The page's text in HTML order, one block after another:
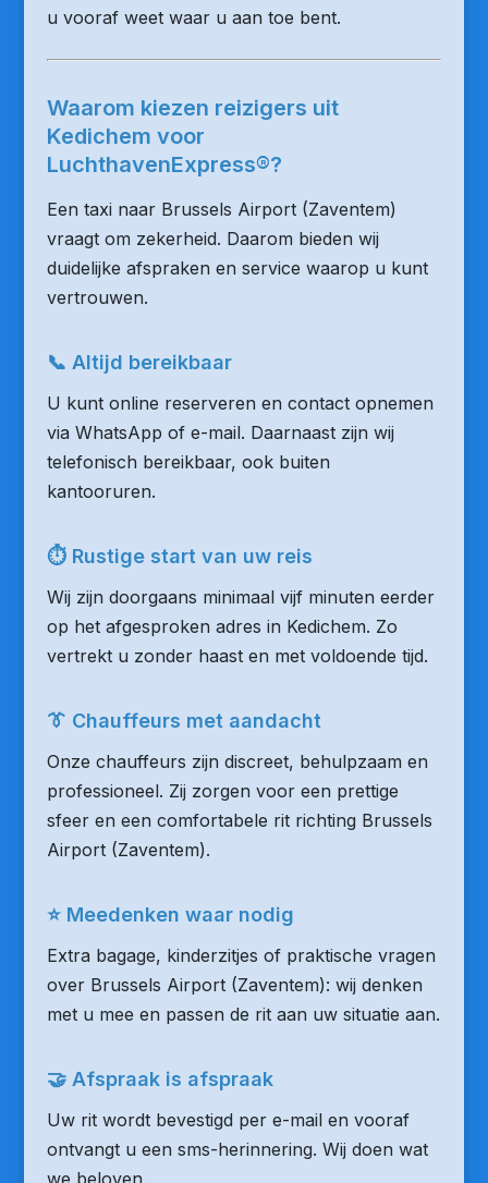
u vooraf weet waar u aan toe bent.
Waarom kiezen reizigers uit
Kedichem voor
LuchthavenExpress®?
Een taxi naar Brussels Airport (Zaventem)
vraagt om zekerheid. Daarom bieden wij
duidelijke afspraken en service waarop u kunt
vertrouwen.
📞 Altijd bereikbaar
U kunt online reserveren en contact opnemen
via WhatsApp of e-mail. Daarnaast zijn wij
telefonisch bereikbaar, ook buiten
kantooruren.
⏱ Rustige start van uw reis
Wij zijn doorgaans minimaal vijf minuten eerder
op het afgesproken adres in Kedichem. Zo
vertrekt u zonder haast en met voldoende tijd.
👔 Chauffeurs met aandacht
Onze chauffeurs zijn discreet, behulpzaam en
professioneel. Zij zorgen voor een prettige
sfeer en een comfortabele rit richting Brussels
Airport (Zaventem).
⭐ Meedenken waar nodig
Extra bagage, kinderzitjes of praktische vragen
over Brussels Airport (Zaventem): wij denken
met u mee en passen de rit aan uw situatie aan.
🤝 Afspraak is afspraak
Uw rit wordt bevestigd per e-mail en vooraf
ontvangt u een sms-herinnering. Wij doen wat
we beloven.